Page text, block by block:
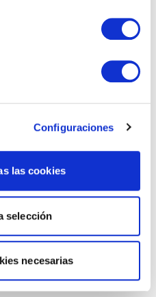
Configuraciones
las cookies
selección
necesarias